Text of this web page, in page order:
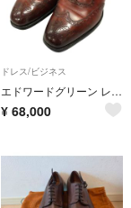
ドレス/ビジネス
エドワードグリーン レザーシューズ フルブローグ 606ラスト【LA】【中古】
¥ 68,000